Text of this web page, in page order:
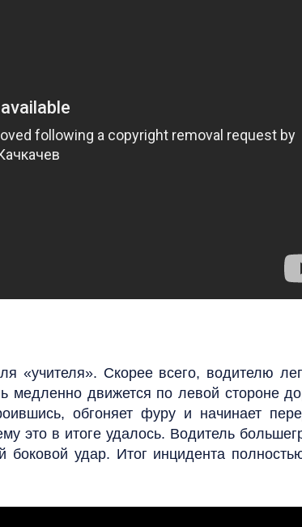
«учителя». Скорее всего, водителю
медленно движется по левой стороне
обгоняет фуру и начинает
это в итоге удалось. Водитель
удар. Итог инцидента